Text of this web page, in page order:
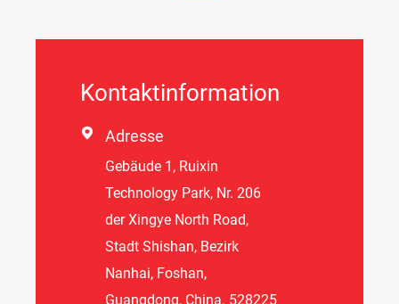
Kontaktinformation
 Adresse
Gebäude 1, Ruixin
Technology Park, Nr. 206
der Xingye North Road,
Stadt Shishan, Bezirk
Nanhai, Foshan,
Guangdong, China. 528225